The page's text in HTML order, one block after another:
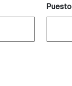
Puesto